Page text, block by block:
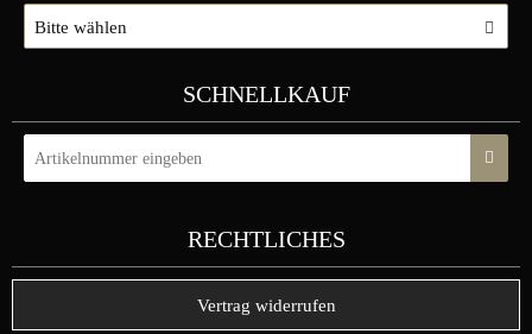
Bitte wählen
SCHNELLKAUF
RECHTLICHES
Vertrag widerrufen